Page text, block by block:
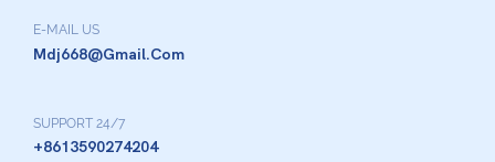
E-MAIL US
Mdj668@gmail.com
SUPPORT 24/7
+8613590274204